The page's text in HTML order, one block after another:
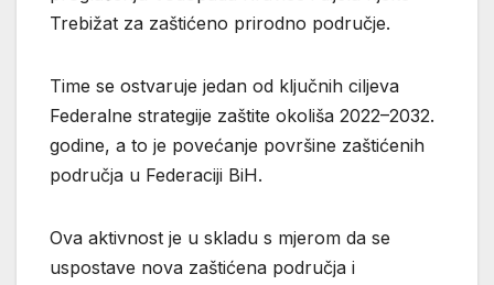
Trebižat za zaštićeno prirodno područje.
Time se ostvaruje jedan od ključnih ciljeva
Federalne strategije zaštite okoliša 2022–2032.
godine, a to je povećanje površine zaštićenih
područja u Federaciji BiH.
Ova aktivnost je u skladu s mjerom da se
uspostave nova zaštićena područja i